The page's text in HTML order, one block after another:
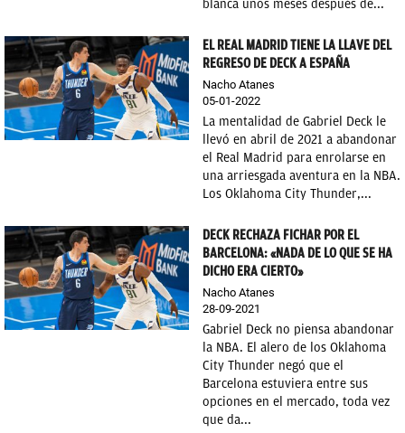
blanca unos meses después de...
EL REAL MADRID TIENE LA LLAVE DEL
REGRESO DE DECK A ESPAÑA
Nacho Atanes
05-01-2022
La mentalidad de Gabriel Deck le
llevó en abril de 2021 a abandonar
el Real Madrid para enrolarse en
una arriesgada aventura en la NBA.
Los Oklahoma City Thunder,...
DECK RECHAZA FICHAR POR EL
BARCELONA: «NADA DE LO QUE SE HA
DICHO ERA CIERTO»
Nacho Atanes
28-09-2021
Gabriel Deck no piensa abandonar
la NBA. El alero de los Oklahoma
City Thunder negó que el
Barcelona estuviera entre sus
opciones en el mercado, toda vez
que da...